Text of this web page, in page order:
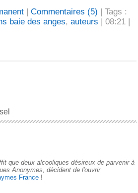
Commentaires (5) | Tags :
baie des anges, auteurs | 08:21 |
que deux alcooliques désireux de parvenir à
Anonymes, décident de l'ouvrir
France !